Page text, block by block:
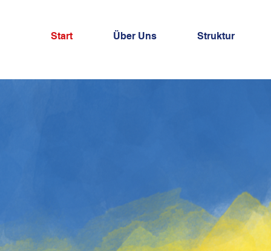
Start Über Uns Struktur